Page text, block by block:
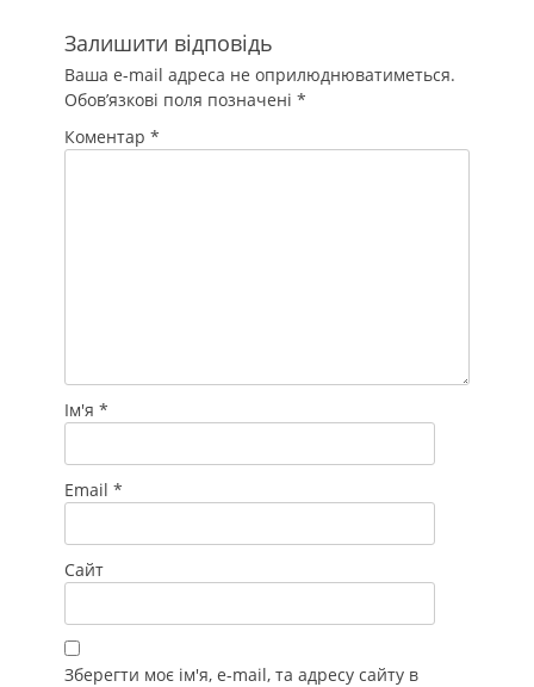
Залишити відповідь
Ваша e-mail адреса не оприлюднюватиметься.
Обов’язкові поля позначені *
Коментар *
Ім'я *
Email *
Сайт
Зберегти моє ім'я, e-mail, та адресу сайту в